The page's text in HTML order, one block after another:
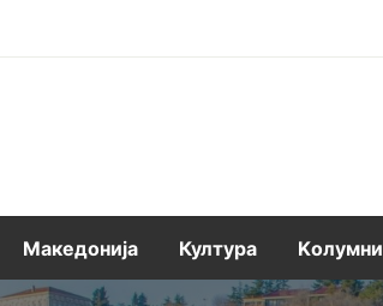
Македонија Култура Kолумни